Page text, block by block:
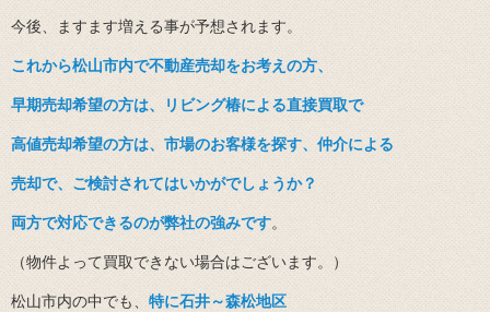
今後、ますます増える事が予想されます。
これから松山市内で不動産売却をお考えの方、
早期売却希望の方は、リビング椿による直接買取で
高値売却希望の方は、市場のお客様を探す、仲介による
売却で、ご検討されてはいかがでしょうか？
両方で対応できるのが弊社の強みです。
（物件よって買取できない場合はございます。）
松山市内の中でも、 特に石井～森松地区